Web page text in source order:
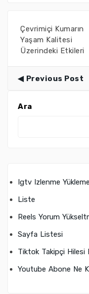
Çevrimiçi Kumarın
Yaşam Kalitesi
Üzerindeki Etkileri
Previous Post
Ara
Igtv Izlenme
Liste
Reels Yorum
Sayfa Listesi
Tiktok Takipçi Hilesi
Youtube Abone Ne